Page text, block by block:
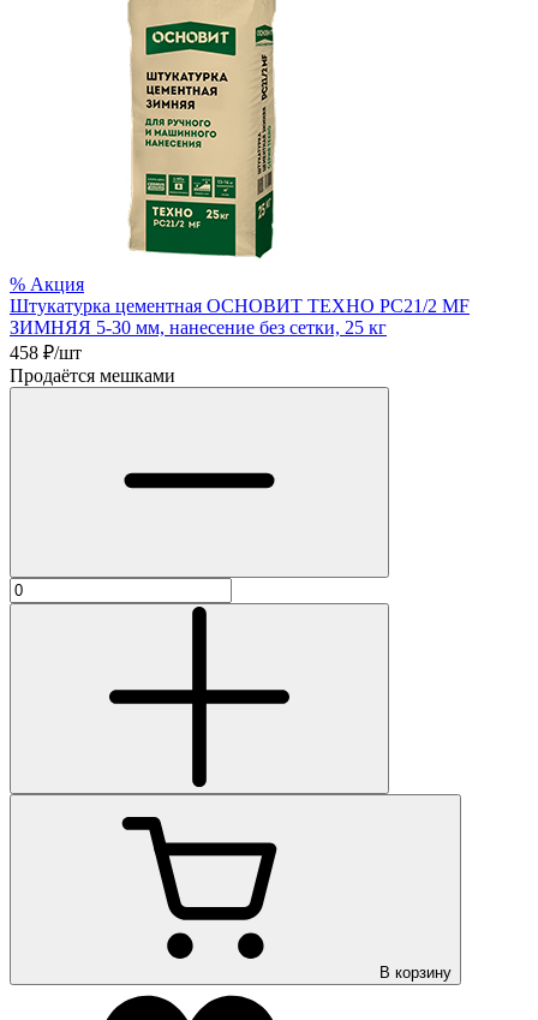
% Акция
Штукатурка цементная ОСНОВИТ ТЕХНО РС21/2 MF
ЗИМНЯЯ 5-30 мм, нанесение без сетки, 25 кг
458 ₽/шт
Продаётся мешками
В корзину